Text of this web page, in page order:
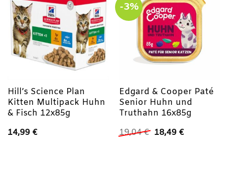
Hill’s Science Plan
Kitten Multipack Huhn
& Fisch 12x85g
14,99 €
-3%
Edgard & Cooper Paté
Senior Huhn und
Truthahn 16x85g
19,04€ Ursprünglicher
18,49 €Aktueller